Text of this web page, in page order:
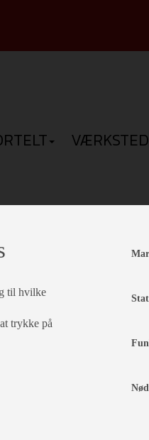
VÆRKSTED
til hvilke
trykke på